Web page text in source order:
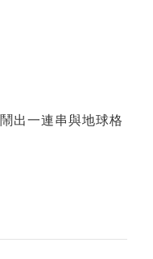
出一連串與地球格